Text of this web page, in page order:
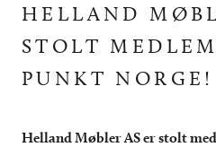
HELLAND
STOLT
PUNKT NORGE!
Helland Møbler AS er stolt